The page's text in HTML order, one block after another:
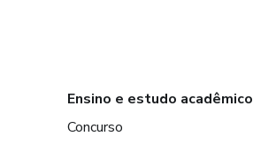
Ensino e estudo acadêmico
Concurso